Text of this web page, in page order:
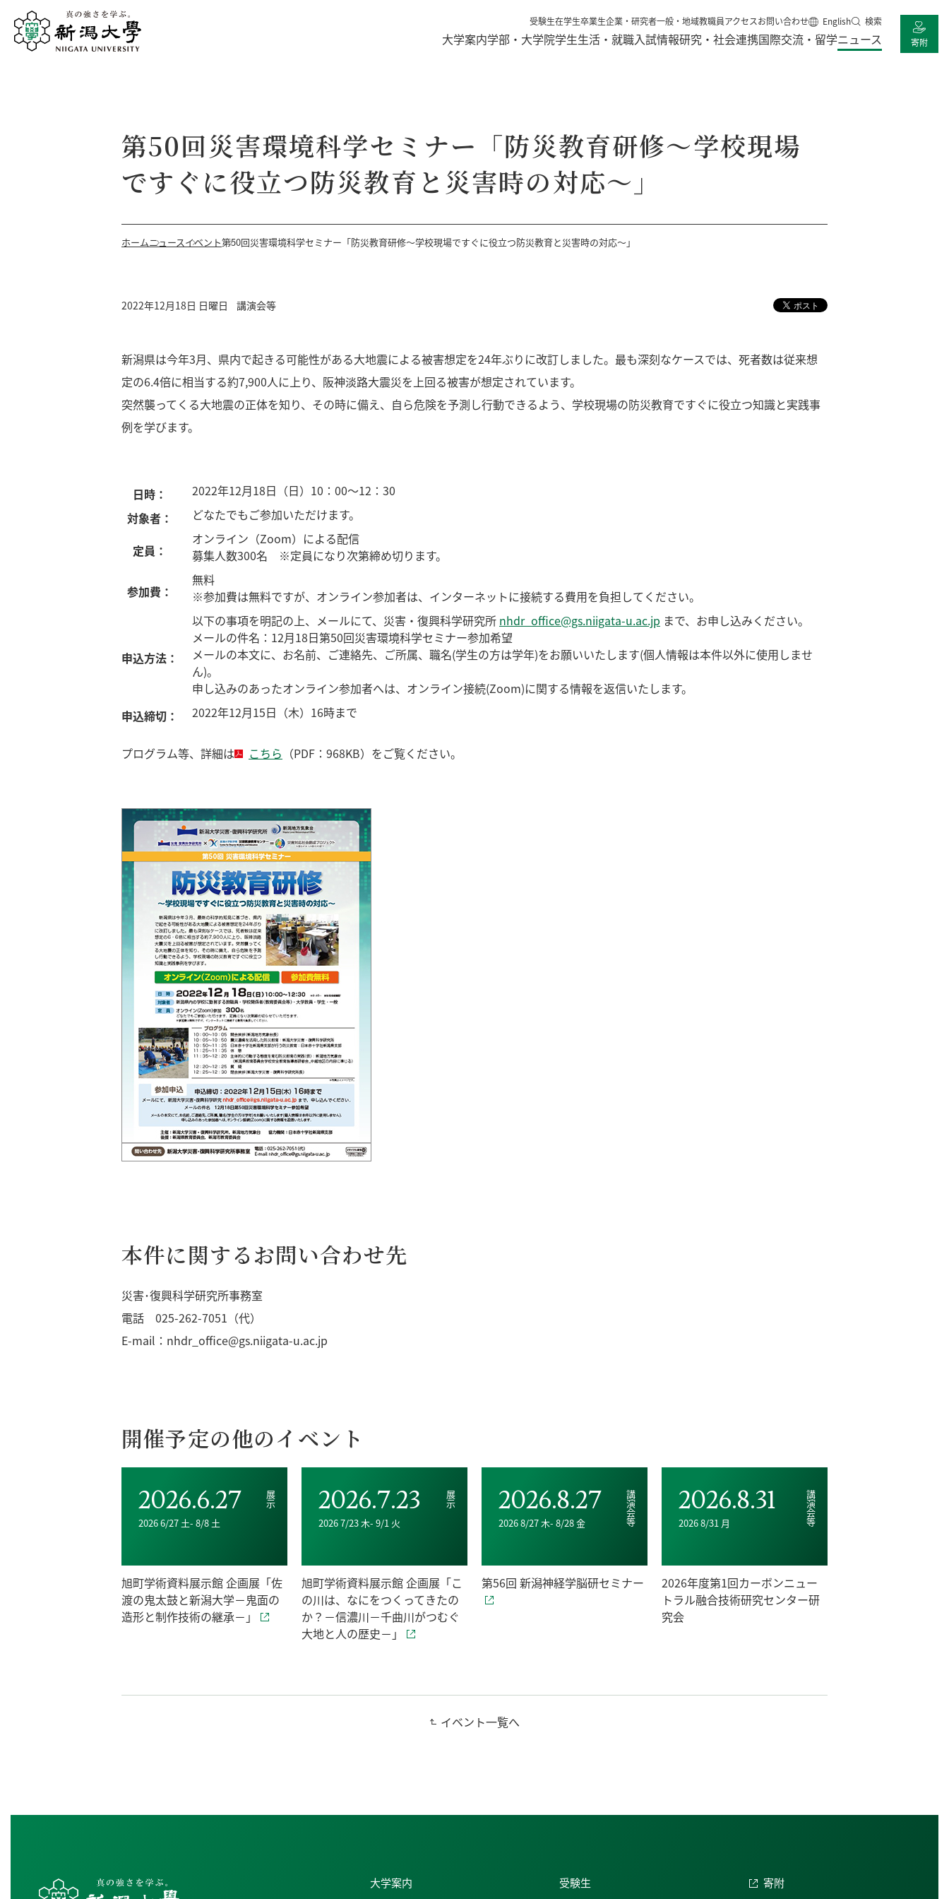
大学案内学部・大学院学生生活・就職入試情報研究・社会連携国際交流・留学ニュース
受験生在学生卒業生企業・研究者一般・地域教職員アクセスお問い合わせ
English
寄附
検索
第50回災害環境科学セミナー「防災教育研修～学校現場
ですぐに役立つ防災教育と災害時の対応～」
ホームニュースイベント第50回災害環境科学セミナー「防災教育研修～学校現場ですぐに役立つ防災教育と災害時の対応～」
2022年12月18日 日曜日 講演会等
新潟県は今年3月、県内で起きる可能性がある大地震による被害想定を24年ぶりに改訂しました。最も深刻なケースでは、死者数は従来想
定の6.4倍に相当する約7,900人に上り、阪神淡路大震災を上回る被害が想定されています。
突然襲ってくる大地震の正体を知り、その時に備え、自ら危険を予測し行動できるよう、学校現場の防災教育ですぐに役立つ知識と実践事
例を学びます。
日時：
2022年12月18日（日）10：00～12：30
対象者：
どなたでもご参加いただけます。
定員：
オンライン（Zoom）による配信
募集人数300名 ※定員になり次第締め切ります。
参加費：
無料
※参加費は無料ですが、オンライン参加者は、インターネットに接続する費用を負担してください。
申込方法：
以下の事項を明記の上、メールにて、災害・復興科学研究所 nhdr_office@gs.niigata-u.ac.jp まで、お申し込みください。
メールの件名：12月18日第50回災害環境科学セミナー参加希望
メールの本文に、お名前、ご連絡先、ご所属、職名(学生の方は学年)をお願いいたします(個人情報は本件以外に使用しませ
ん)。
申し込みのあったオンライン参加者へは、オンライン接続(Zoom)に関する情報を返信いたします。
申込締切：
2022年12月15日（木）16時まで
プログラム等、詳細は こちら （PDF：968KB）をご覧ください。
本件に関するお問い合わせ先
災害･復興科学研究所事務室
電話 025-262-7051（代）
E-mail：nhdr_office@gs.niigata-u.ac.jp
開催予定の他のイベント
2026.6.27
2026 6/27 土- 8/8 土
展示
旭町学術資料展示館 企画展「佐
渡の鬼太鼓と新潟大学－鬼面の
造形と制作技術の継承－」
2026.7.23
2026 7/23 木- 9/1 火
展示
旭町学術資料展示館 企画展「こ
の川は、なにをつくってきたの
か？－信濃川－千曲川がつむぐ
大地と人の歴史－」
2026.8.27
2026 8/27 木- 8/28 金 講演会等
第56回 新潟神経学脳研セミナー
2026.8.31
2026 8/31 月 講演会等
2026年度第1回カーボンニュー
トラル融合技術研究センター研
究会
イベント一覧へ
大学案内 受験生 寄附